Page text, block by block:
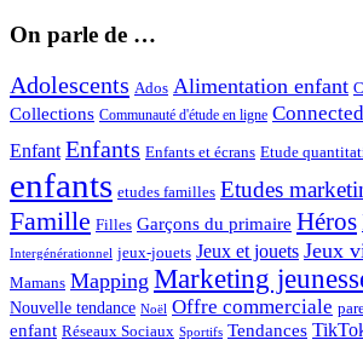
On parle de …
Adolescents Ados Alimentation enfant
Collections Communauté d'étude en ligne Connected
Enfant Enfants Enfants et écrans Etude
enfants etudes familles Etudes
Famille Filles Garçons du primaire Héros
Intergénérationnel jeux-jouets Jeux et jouets Jeux
Mamans Mapping Marketing
Nouvelle tendance Noël Offre commerciale
enfant Réseaux Sociaux Sportifs Tendances